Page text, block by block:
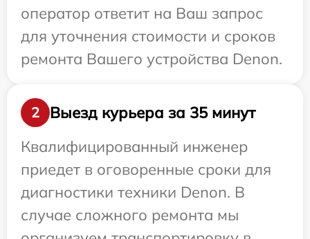
оператор ответит на Ваш запрос
для уточнения стоимости и сроков
ремонта Вашего устройства Denon.
2
Выезд курьера за 35 минут
Квалифицированный инженер
приедет в оговоренные сроки для
диагностики техники Denon. В
случае сложного ремонта мы